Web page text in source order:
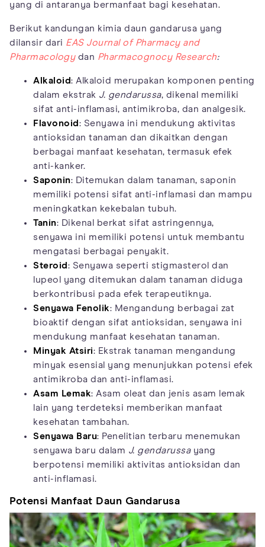
yang di antaranya bermanfaat bagi kesehatan.
Berikut kandungan kimia daun gandarusa yang
dilansir dari EAS Journal of Pharmacy and
Pharmacologydan Pharmacognocy Research:
Alkaloid: Alkaloid merupakan komponen penting
dalam ekstrak J. gendarussa, dikenal memiliki
sifat anti-inflamasi, antimikroba, dan analgesik.
Flavonoid: Senyawa ini mendukung aktivitas
antioksidan tanaman dan dikaitkan dengan
berbagai manfaat kesehatan, termasuk efek
anti-kanker.
Saponin: Ditemukan dalam tanaman, saponin
memiliki potensi sifat anti-inflamasi dan mampu
meningkatkan kekebalan tubuh.
Tanin: Dikenal berkat sifat astringennya,
senyawa ini memiliki potensi untuk membantu
mengatasi berbagai penyakit.
Steroid: Senyawa seperti stigmasterol dan
lupeol yang ditemukan dalam tanaman diduga
berkontribusi pada efek terapeutiknya.
Senyawa Fenolik: Mengandung berbagai zat
bioaktif dengan sifat antioksidan, senyawa ini
mendukung manfaat kesehatan tanaman.
Minyak Atsiri: Ekstrak tanaman mengandung
minyak esensial yang menunjukkan potensi efek
antimikroba dan anti-inflamasi.
Asam Lemak: Asam oleat dan jenis asam lemak
lain yang terdeteksi memberikan manfaat
kesehatan tambahan.
Senyawa Baru: Penelitian terbaru menemukan
senyawa baru dalam J. gendarussayang
berpotensi memiliki aktivitas antioksidan dan
anti-inflamasi.
Potensi Manfaat Daun Gandarusa